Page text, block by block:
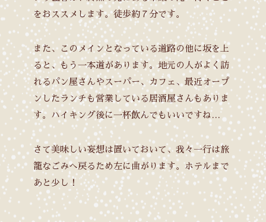
をおススメします。徒歩約７分です。
また、このメインとなっている道路の他に坂を上
ると、もう一本道があります。地元の人がよく訪
れるパン屋さんやスーパー、カフェ、最近オープ
ンしたランチも営業している居酒屋さんもありま
す。ハイキング後に一杯飲んでもいいですね…
さて美味しい妄想は置いておいて、我々一行は旅
籠なごみへ戻るため左に曲がります。ホテルまで
あと少し！